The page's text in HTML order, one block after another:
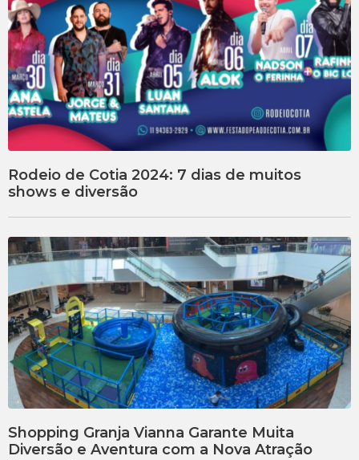
Rodeio de Cotia 2024: 7 dias de muitos
shows e diversão
Shopping Granja Vianna Garante Muita
Diversão e Aventura com a Nova Atração